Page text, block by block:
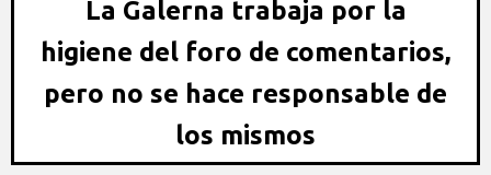
La Galerna trabaja por la
higiene del foro de comentarios,
pero no se hace responsable de
los mismos